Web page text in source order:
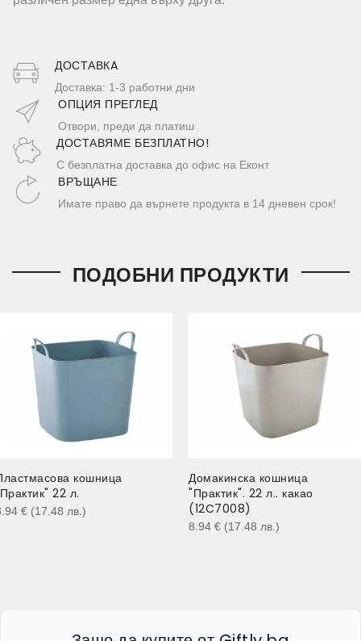
ДОСТАВКA
Доставка: 1-3 работни дни
ОПЦИЯ ПРЕГЛЕД
Отвори, преди да платиш
ДОСТАВЯМЕ БЕЗПЛАТНО!
С безплатна доставка до офис на Еконт
ВРЪЩАНЕ
Имате право да върнете продукта в 14 дневен срок!
ПОДОБНИ ПРОДУКТИ
кошница
22 л.
€ (17.48 лв. )
Домакинска кошница
"Практик". 22 л.. какао
(12C7008)
8.94 € (17.48 лв. )